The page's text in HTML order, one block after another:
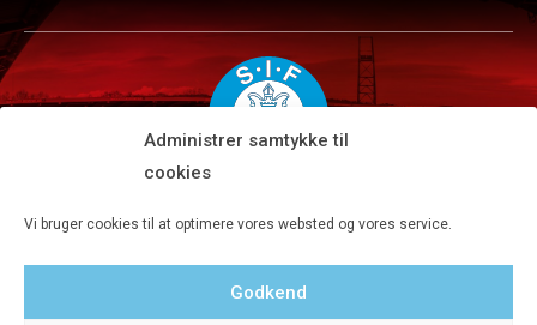
Administrer samtykke til
cookies
Vi bruger cookies til at optimere vores websted og vores service.
Godkend
Tlf 8680 4477 · Fax 8680 4647 · Kontortid man-fre kl. 9-15